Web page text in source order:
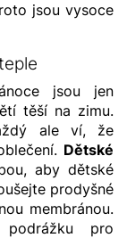
jsou vysoce
jsou jen
těší na zimu.
ale ví, že
Dětské
aby dětské
prodyšné
membránou.
pro